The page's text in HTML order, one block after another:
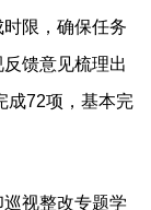
限，确保任务
馈意见梳理出
成72项，基本完
视整改专题学